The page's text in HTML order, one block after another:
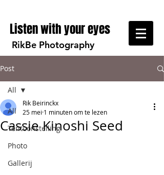
Listen with your eyes
RikBe Photography
Post
All
Tentoonstelling
Photo
Gallerij
All
Cassie Kinoshi Seed
Rik Beirinckx
25 mei 1 minuten om te lezen